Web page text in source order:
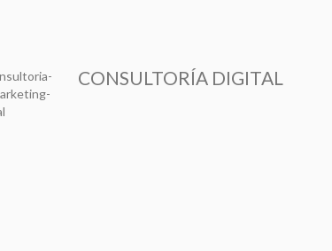
CONSULTORÍA DIGITAL